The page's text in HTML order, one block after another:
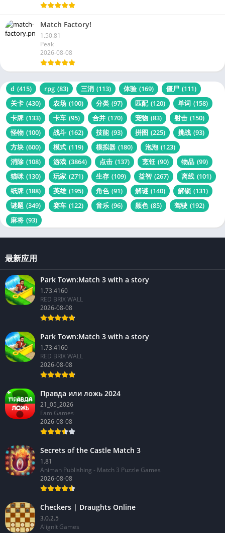
Match Factory!
1.50.81
Peak
2026-08-08
d (415) rpg (83) 三消 (113) 体验 (169) 僵尸 (111)
关卡 (430) 农场 (100) 分类 (97) 匹配 (120) 单词 (158)
卡牌 (133) 卡车 (95) 合并 (170) 宠物 (83) 射击 (150)
怪物 (100) 战斗 (162) 技能 (93) 拼图 (225) 挑战 (93)
方块 (600) 模式 (119) 模拟器 (180) 泡泡 (123)
消除 (108) 游戏 (3864) 点击 (137) 烹饪 (90) 物品 (99)
猫咪 (130) 玩家 (271) 生存 (109) 益智 (267) 离线 (101)
纸牌 (188) 英雄 (195) 角色 (91) 解谜 (140) 解锁 (131)
谜题 (349) 赛车 (122) 音乐 (96) 颜色 (85) 驾驶 (192)
麻将 (93)
最新应用
Park Town:Match 3 with a story
1.73.4160
RED BRIX WALL
2026-08-08
Park Town:Match 3 with a story
1.73.4160
RED BRIX WALL
2026-08-08
Правда или ложь 2024
21_05_2026
Fam Games
2026-08-08
Secrets of the Castle Match 3
1.81
Animan Publishing - Match 3 Puzzle Games
2026-08-08
Checkers | Draughts Online
3.0.2.5
AlignIt Games